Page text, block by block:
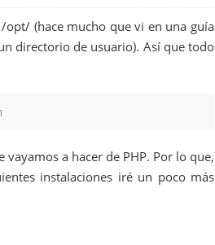
(hace mucho que vi en una guía
directorio de usuario). Así que todo
a hacer de PHP. Por lo que,
instalaciones iré un poco más